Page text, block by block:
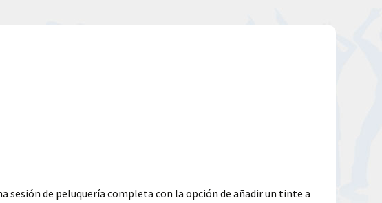
sesión de peluquería completa con la opción de añadir un tinte a